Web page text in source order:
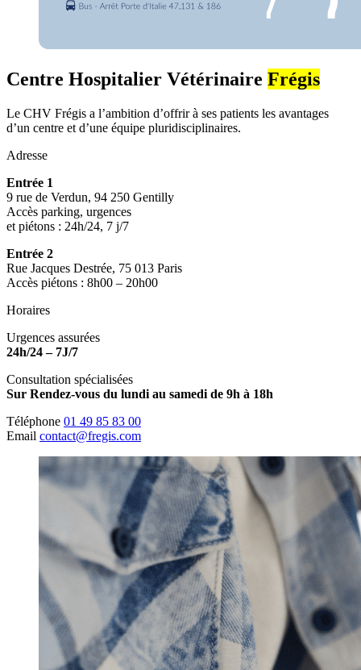
Centre Hospitalier Vétérinaire Frégis
Le CHV Frégis a l’ambition d’offrir à ses patients les avantages
d’un centre et d’une équipe pluridisciplinaires.
Adresse
Entrée 1
9 rue de Verdun, 94 250 Gentilly
Accès parking, urgences
et piétons : 24h/24, 7 j/7
Entrée 2
Rue Jacques Destrée, 75 013 Paris
Accès piétons : 8h00 – 20h00
Horaires
Urgences assurées
24h/24 – 7J/7
Consultation spécialisées
Sur Rendez-vous du lundi au samedi de 9h à 18h
Téléphone 01 49 85 83 00
Email contact@fregis.com